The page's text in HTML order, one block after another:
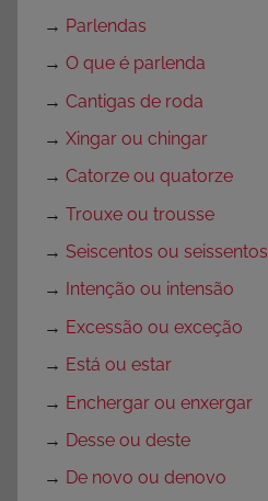
→ Parlendas
→ O que é parlenda
→ Cantigas de roda
→ Xingar ou chingar
→ Catorze ou quatorze
→ Trouxe ou trousse
→ Seiscentos ou seissentos
→
Intenção ou intensão
→ Excessão ou exceção
→ Está ou estar
→ Enchergar ou enxergar
→ Desse ou deste
→ De novo ou denovo